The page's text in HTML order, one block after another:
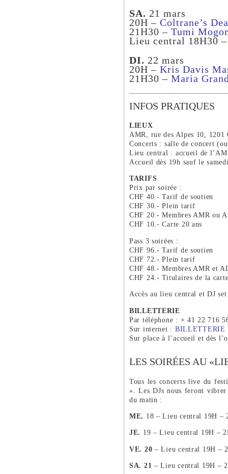
SA. 21 mars
20H – Coltrane’s
21H30 – Tumi
Lieu central 18H30
DI. 22 mars
20H – Kris Davis
21H30 – Maria
INFOS PRATIQUES
LIEUX
AMR, rue des Alpes 10, 1201
Concerts : salle de concert
Lieu central : accueil de
Accueil dès 19h sauf le
TARIFS
Prix par soirée :
CHF 40.- Tarif de soutien
CHF 30.- Plein tarif
CHF 20.- Membres AMR ou
CHF 10.- Carte 20 ans
Pass 3 soirées :
CHF 96.- Tarif de soutien
CHF 72.- Plein tarif
CHF 48.- Membres AMR et
CHF 24.- Titulaires de la
Accès au lieu central et DJ
BILLETTERIE
Par téléphone : + 41 22 716
Sur internet : BILLETTERIE
Sur place à l’accueil et dès
LES SOIRÉES AU
Tous les concerts live du
». Les DJs nous feront vibrer
du matin :
ME. 18 – Lieu central 19H –
JE. 19 – Lieu central 19H –
VE. 20 – Lieu central 19H –
SA. 21 – Lieu central 19H –